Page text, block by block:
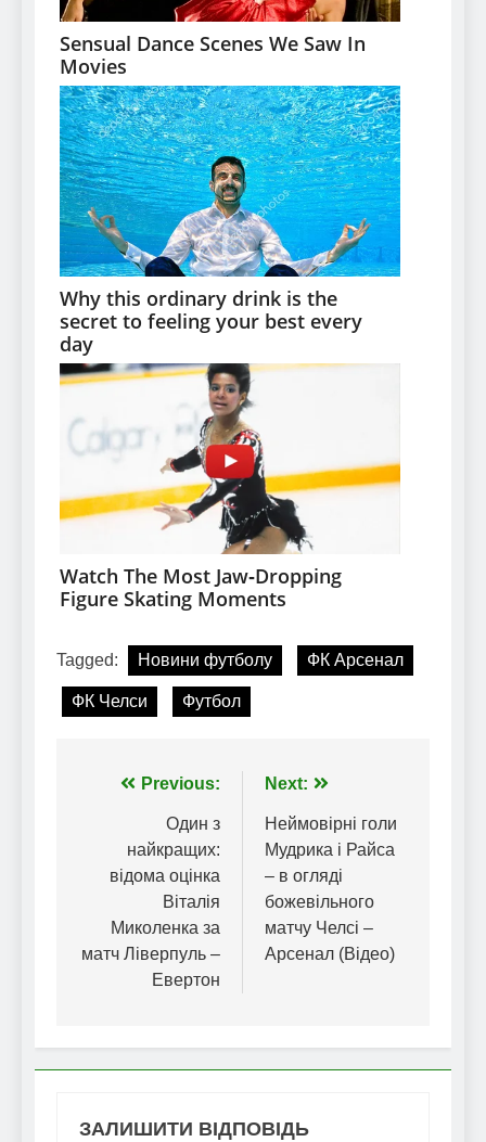
Tagged: Новини футболу ФК Арсенал
ФК Челси Футбол
Навігація
записів
Previous:
Один з
найкращих:
відома оцінка
Віталія
Миколенка за
матч Ліверпуль –
Евертон
Next:
Неймовірні голи
Мудрика і Райса
– в огляді
божевільного
матчу Челсі –
Арсенал (Відео)
ЗАЛИШИТИ ВІДПОВІДЬ